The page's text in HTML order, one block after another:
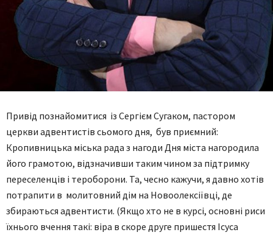
Привід познайомитися із Сергієм Сугаком, пастором
церкви адвентистів сьомого дня, був приємний:
Кропивницька міська рада з нагоди Дня міста нагородила
його грамотою, відзначивши таким чином за підтримку
переселенців і тероборони. Та, чесно кажучи, я давно хотів
потрапити в молитовний дім на Новоолексіївці, де
збираються адвентисти. (Якщо хто не в курсі, основні риси
їхнього вчення такі: віра в скоре друге пришестя Ісуса